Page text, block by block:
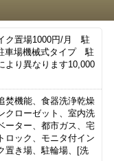
ク置場1000円/月 駐
車場機械式タイプ 駐
より異なります10,000
焚機能、食器洗浄乾燥
クローゼット、室内洗
ーター、都市ガス、宅
ロック、モニタ付イン
置き場、駐輪場、[洗